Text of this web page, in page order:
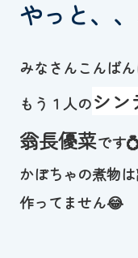
保護者の方
採用情報
お知らせ
カレンダー
波スイタイム
やっと、、
みなさんこんば
もう１人のシ
翁長優菜です
かぼちゃの煮物
作ってません😂